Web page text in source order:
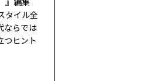
タイル全
ならでは
つヒント